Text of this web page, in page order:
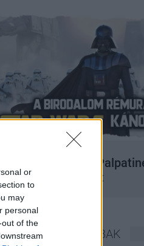
or
to
may
personal
of the
A korszak, amikor
megtehetett
LEGOLVASOTTABBAK